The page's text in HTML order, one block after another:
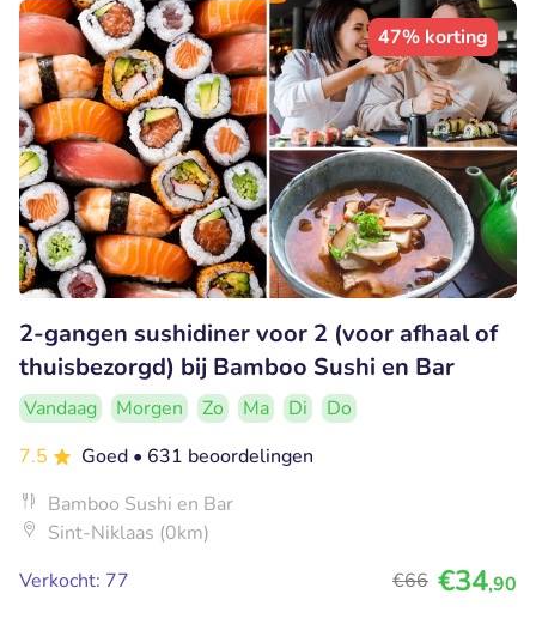
47% korting
2-gangen sushidiner voor 2 (voor afhaal of
thuisbezorgd) bij Bamboo Sushi en Bar
Vandaag Morgen Zo Ma Di
Do
7.5
Goed • 631 beoordelingen
Bamboo Sushi en Bar
Sint-Niklaas (0km)
Verkocht: 77
€66 €34,90